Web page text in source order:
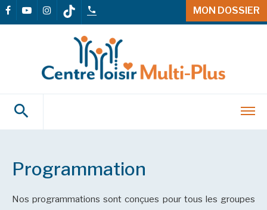
MON DOSSIER
Programmation
Nos programmations sont conçues pour tous les groupes